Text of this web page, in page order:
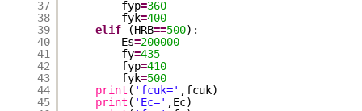
37
38
39
40
41
42
43
44
45
fyp=360
fyk=400
elif
(HRB==500):
Es=200000
fy=435
fyp=410
fyk=500
print ( 'fcuk=' ,fcuk)
print ( 'Ec=' ,Ec)